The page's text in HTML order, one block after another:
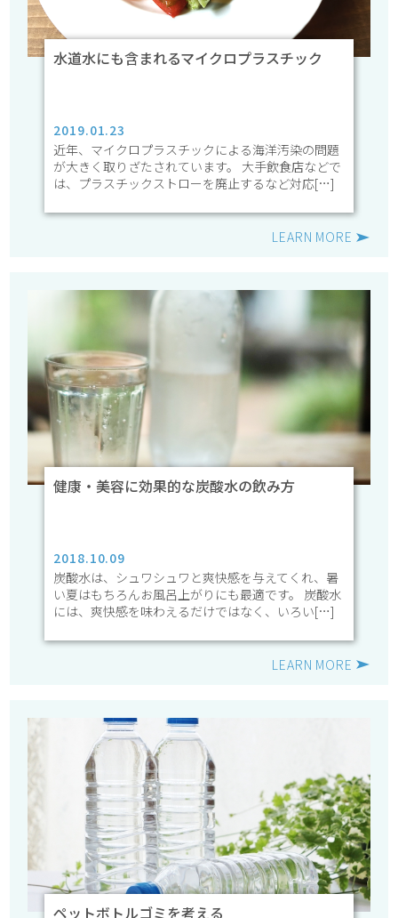
水道水にも含まれるマイクロプラスチック
2019.01.23
近年、マイクロプラスチックによる海洋汚染の問題
が大きく取りざたされています。 大手飲食店などで
は、プラスチックストローを廃止するなど対応[…]
LEARN MORE
健康・美容に効果的な炭酸水の飲み方
2018.10.09
炭酸水は、シュワシュワと爽快感を与えてくれ、暑
い夏はもちろんお風呂上がりにも最適です。 炭酸水
には、爽快感を味わえるだけではなく、いろい[…]
LEARN MORE
ペットボトルゴミを考える